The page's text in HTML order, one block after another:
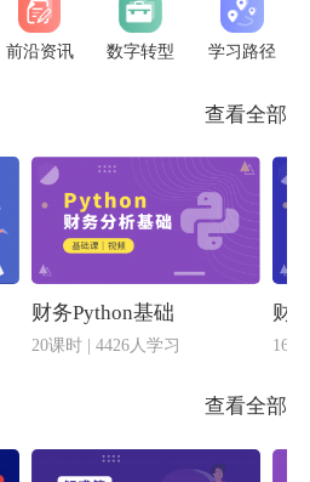
前沿资讯 数字转型 学习路径
查看全部
财务Python基础
20课时 | 4426人学习
财
16
查看全部